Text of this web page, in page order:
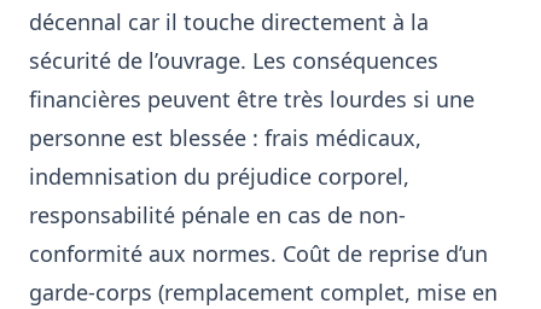
décennal car il touche directement à la
sécurité de l’ouvrage. Les conséquences
financières peuvent être très lourdes si une
personne est blessée : frais médicaux,
indemnisation du préjudice corporel,
responsabilité pénale en cas de non-
conformité aux normes. Coût de reprise d’un
garde-corps (remplacement complet, mise en